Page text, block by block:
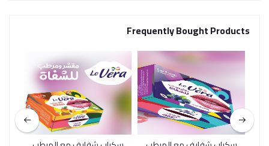
Frequently Bought Products